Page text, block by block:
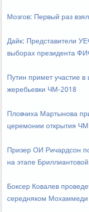
Мозгов: Первый раз
Дайк: Представители
выборах президента
Путин примет участие
жеребьевки ЧМ-2018
Пловчиха Мартынова
церемонии открытия
Призер ОИ Ричардсон
на этапе
Боксер Ковалев
середняком Мохаммеди